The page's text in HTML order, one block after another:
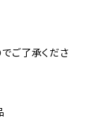
ご了承くださ